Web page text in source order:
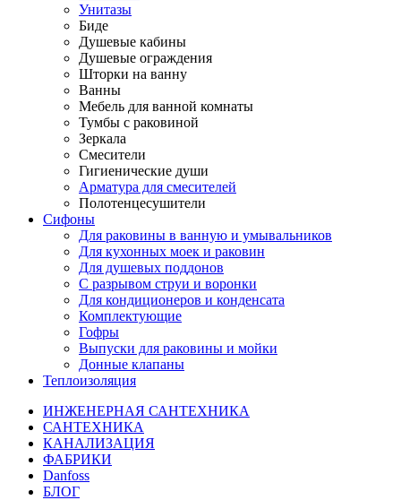
Унитазы
Биде
Душевые кабины
Душевые ограждения
Шторки на ванну
Ванны
Мебель для ванной комнаты
Тумбы с раковиной
Зеркала
Смесители
Гигиенические души
Арматура для смесителей
Полотенцесушители
Сифоны
Для раковины в ванную и умывальников
Для кухонных моек и раковин
Для душевых поддонов
С разрывом струи и воронки
Для кондиционеров и конденсата
Комплектующие
Гофры
Выпуски для раковины и мойки
Донные клапаны
Теплоизоляция
ИНЖЕНЕРНАЯ САНТЕХНИКА
САНТЕХНИКА
КАНАЛИЗАЦИЯ
ФАБРИКИ
Danfoss
БЛОГ